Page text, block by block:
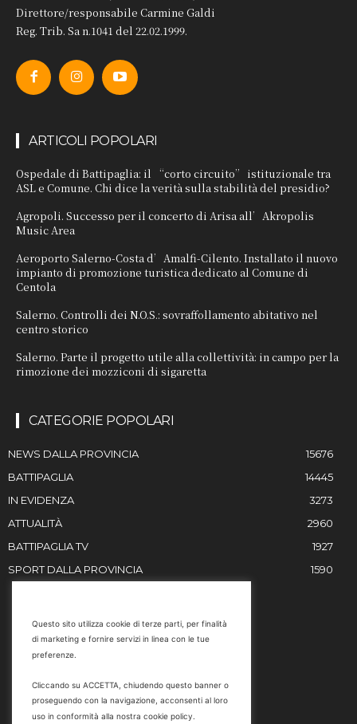
Direttore/responsabile Carmine Galdi
Reg. Trib. Sa n.1041 del 22.02.1999.
ARTICOLI POPOLARI
Ospedale di Battipaglia: il “corto circuito” istituzionale tra
ASL e Comune. Chi dice la verità sulla stabilità del presidio?
Agropoli. Successo per il concerto di Arisa all’Akropolis
Music Area
Aeroporto Salerno-Costa d’Amalfi-Cilento. Installato il nuovo
impianto di promozione turistica dedicato al Comune di
Centola
Salerno. Controlli dei N.O.S.: sovraffollamento abitativo nel
centro storico
Salerno. Parte il progetto utile alla collettività: in campo per la
rimozione dei mozziconi di sigaretta
CATEGORIE POPOLARI
NEWS DALLA PROVINCIA
15676
BATTIPAGLIA
14445
IN EVIDENZA
3273
ATTUALITÀ
2960
BATTIPAGLIA TV
1927
SPORT DALLA PROVINCIA
1590
Email
marketing@battipaglia1929.it
carminegaldi@virgilio.it
Questo sito utilizza cookie di terze parti, per finalità
di marketing e fornire servizi in linea con le tue
preferenze.
Cliccando su ACCETTA, chiudendo questo banner o
proseguendo con la navigazione, acconsenti al loro
uso in conformità alla nostra cookie policy.